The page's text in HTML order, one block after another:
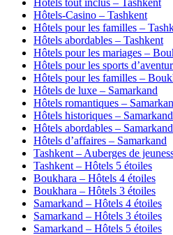
Hôtels-Casino – Tashkent
Hôtels pour les familles –
Hôtels abordables – Tashkent
Hôtels pour les mariages –
Hôtels pour les sports
Hôtels pour les familles –
Hôtels de luxe – Samarkand
Hôtels romantiques –
Hôtels historiques – Samarkand
Hôtels abordables – Samarkand
Hôtels d’affaires – Samarkand
Tashkent – Auberges de
Tashkent – Hôtels 5 étoiles
Boukhara – Hôtels 4 étoiles
Boukhara – Hôtels 3 étoiles
Samarkand – Hôtels 4 étoiles
Samarkand – Hôtels 3 étoiles
Samarkand – Hôtels 5 étoiles